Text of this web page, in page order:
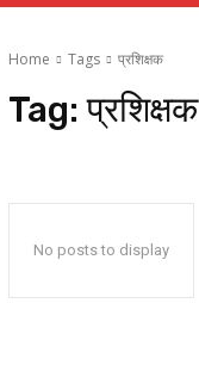
Home Tags प्रशिक्षक
Tag:प्रशिक्षक
No posts to display